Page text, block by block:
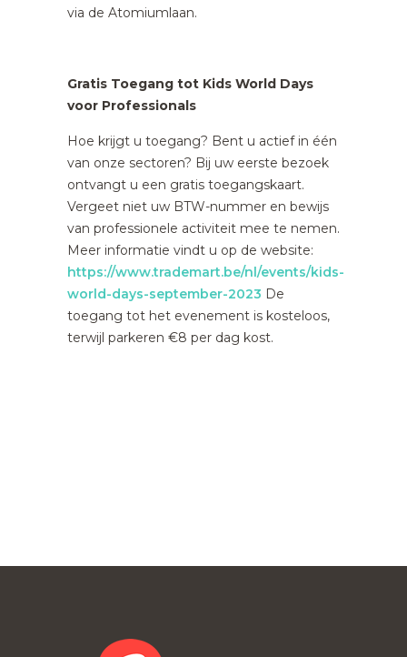
via de Atomiumlaan.
Gratis Toegang tot Kids World Days
voor Professionals
Hoe krijgt u toegang? Bent u actief in één
van onze sectoren? Bij uw eerste bezoek
ontvangt u een gratis toegangskaart.
Vergeet niet uw BTW-nummer en bewijs
van professionele activiteit mee te nemen.
Meer informatie vindt u op de website:
https://www.trademart.be/nl/events/kids-
world-days-september-2023 De
toegang tot het evenement is kosteloos,
terwijl parkeren €8 per dag kost.